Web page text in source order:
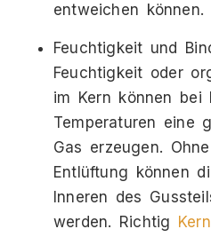
entweichen können.
Feuchtigkeit und
Feuchtigkeit oder
im Kern können bei
Temperaturen eine
Gas erzeugen.
Entlüftung können
Inneren des
werden. Richtig